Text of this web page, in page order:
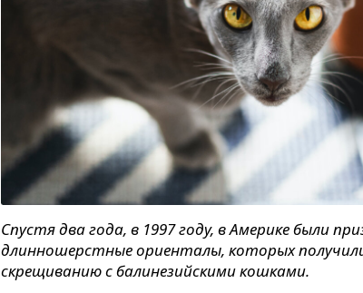
Спустя два года, в 1997 году, в Америке были
длинношерстные ориенталы, которых
скрещиванию с балинезийскими кошками.